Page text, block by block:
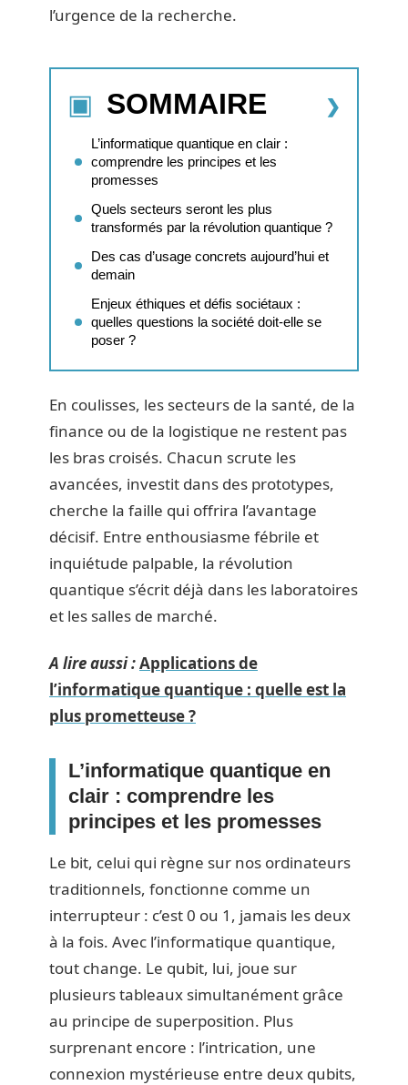
l’urgence de la recherche.
SOMMAIRE
L’informatique quantique en clair :
comprendre les principes et les
promesses
Quels secteurs seront les plus
transformés par la révolution quantique ?
Des cas d’usage concrets aujourd’hui et
demain
Enjeux éthiques et défis sociétaux :
quelles questions la société doit-elle se
poser ?
En coulisses, les secteurs de la santé, de la
finance ou de la logistique ne restent pas
les bras croisés. Chacun scrute les
avancées, investit dans des prototypes,
cherche la faille qui offrira l’avantage
décisif. Entre enthousiasme fébrile et
inquiétude palpable, la révolution
quantique s’écrit déjà dans les laboratoires
et les salles de marché.
A lire aussi :Applications de
l’informatique quantique : quelle est la
plus prometteuse ?
L’informatique quantique en
clair : comprendre les
principes et les promesses
Le bit, celui qui règne sur nos ordinateurs
traditionnels, fonctionne comme un
interrupteur : c’est 0 ou 1, jamais les deux
à la fois. Avec l’informatique quantique,
tout change. Le qubit, lui, joue sur
plusieurs tableaux simultanément grâce
au principe de superposition. Plus
surprenant encore : l’intrication, une
connexion mystérieuse entre deux qubits,